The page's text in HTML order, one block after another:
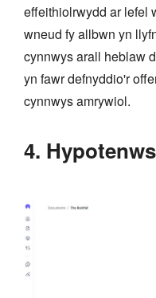
effeithiolrwydd ar lefel
wneud fy allbwn yn
cynnwys arall heblaw
yn fawr defnyddio'r
cynnwys amrywiol.
4.